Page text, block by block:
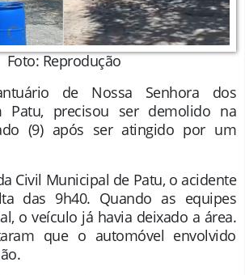
Foto: Reprodução
de Nossa Senhora dos
Patu, precisou ser demolido na
(9) após ser atingido por um
Civil Municipal de Patu, o acidente
das 9h40. Quando as equipes
o veículo já havia deixado a área.
que o automóvel envolvido